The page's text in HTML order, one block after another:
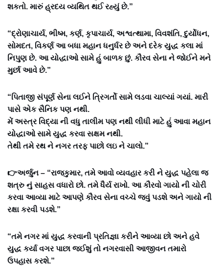
શકતો. મારું હ્રદય વ્યથિત થઈ રહ્યું છે.”
“દ્રોણાચાર્ય, ભીષ્મ, કર્ણ, કૃપાચાર્ય, અશ્વત્થામા, વિવશંતિ, દુર્યોધન,
સોમદત, વિકર્ણ આ બધા મહાન ધનુર્ધર છે અને દરેક યુદ્ધ કલા માં
નિપુણ છે. આ યોદ્ધાઓ સામે હું બાળક છું. કૌરવ સેના ને જોઈને મને
મુર્છા આવે છે.”
“પિતાજી સંપૂર્ણ સેના લઈને ત્રિગર્તો સામે લડવા ચાલ્યાં ગયાં. મારી
પાસે એક સૈનિક પણ નથી.
મેં અસ્ત્ર વિદ્યા ની વધુ તાલીમ પણ નથી લીધી માટે હું આવા મહાન
યોદ્ધાઓ સામે યુદ્ધ કરવા સક્ષમ નથી.
તેથી તમે રથ ને નગર તરફ પાછો લઇ ને ચાલો‌.”
👉અર્જુન – “રાજકુમાર, તમે આવો વ્યવહાર કરી ને યુદ્ધ પહેલા જ
શત્રુ નું સાહસ વધારો છો. તમે ધૈર્ય રાખો. આ કૌરવો ગાયો ની ચોરી
કરવા આવ્યા માટે આપણે કૌરવ સેના વચ્ચે જવું પડશે અને ગાયો ની
રક્ષા કરવી પડશે.”
“તમે નગર માં યુદ્ધ કરવાની પ્રતિજ્ઞા કરીને આવ્યા છો અને હવે
યુદ્ધ કર્યા વગર પાછા જઈશું તો નગરવાસી આજીવન તમારો
ઉપહાસ કરશે.”